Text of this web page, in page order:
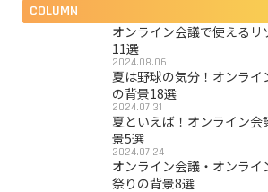
COLUMN
オンライン会議で使えるリ
11選
2024.08.06
夏は野球の気分！オンライ
の背景18選
2024.07.31
夏といえば！オンライン
景5選
2024.07.24
オンライン会議・オンライ
祭りの背景8選